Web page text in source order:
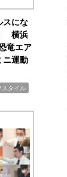
スにな
横浜
竜エア
ニ運動
スタイル